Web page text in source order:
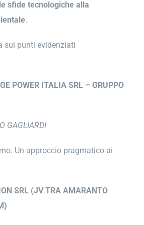
sfide tecnologiche alla
.
sui punti evidenziati
POWER ITALIA SRL – GRUPPO
GAGLIARDI
Un approccio pragmatico ai
SRL (JV TRA AMARANTO